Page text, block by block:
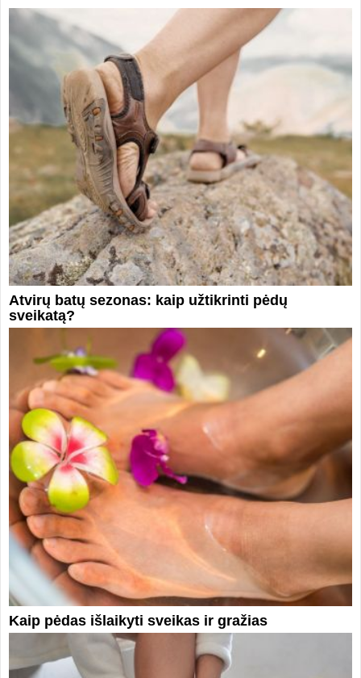
Atvirų batų sezonas: kaip užtikrinti pėdų
sveikatą?
Kaip pėdas išlaikyti sveikas ir gražias